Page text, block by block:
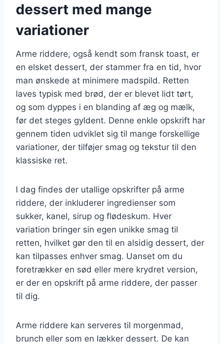
dessert med mange
variationer
Arme riddere, også kendt som fransk toast, er
en elsket dessert, der stammer fra en tid, hvor
man ønskede at minimere madspild. Retten
laves typisk med brød, der er blevet lidt tørt,
og som dyppes i en blanding af æg og mælk,
før det steges gyldent. Denne enkle opskrift har
gennem tiden udviklet sig til mange forskellige
variationer, der tilføjer smag og tekstur til den
klassiske ret.
I dag findes der utallige opskrifter på arme
riddere, der inkluderer ingredienser som
sukker, kanel, sirup og flødeskum. Hver
variation bringer sin egen unikke smag til
retten, hvilket gør den til en alsidig dessert, der
kan tilpasses enhver smag. Uanset om du
foretrækker en sød eller mere krydret version,
er der en opskrift på arme riddere, der passer
til dig.
Arme riddere kan serveres til morgenmad,
brunch eller som en lækker dessert. De kan